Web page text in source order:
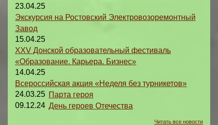
23.04.25
Экскурсия на Ростовский Электровозоремонтный
Завод
15.04.25
XXV Донской образовательный фестиваль
«Образование. Карьера. Бизнес»
14.04.25
Всероссийская акция «Неделя без турникетов»
24.03.25 Парта героя
09.12.24 День героев Отечества
Читать все новости